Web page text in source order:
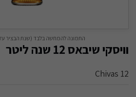
התמונה להמחשה בלבד (שנת הבציר
וויסקי שיבאס 12 שנה ליטר
Chivas 12